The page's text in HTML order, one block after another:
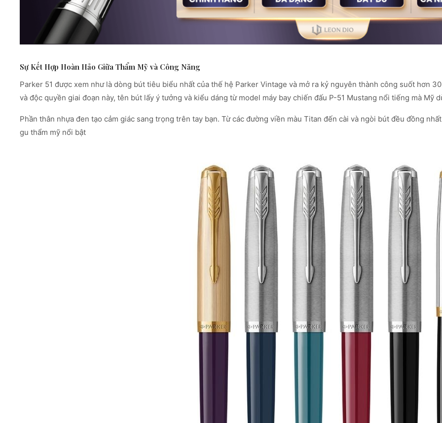
Sự Kết Hợp Hoàn Hảo Giữa Thẩm Mỹ và Công Năng
Parker 51 được xem như là dòng bút tiêu biểu nhất của thế hệ Parker Vintage và mở ra kỷ nguyên thành công suốt hơn
và độc quyền giai đoạn này, tên bút lấy ý tưởng và kiểu dáng từ model máy bay chiến đấu P-51 Mustang nổi tiếng mà Mỹ
Phần thân nhựa đen tạo cảm giác sang trọng trên tay bạn. Từ các đường viền màu Titan đến cài và ngòi bút đều đồng
gu thẩm mỹ nổi bật